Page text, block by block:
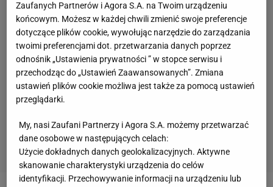
Zaufanych Partnerów i Agora S.A. na Twoim urządzeniu
końcowym. Możesz w każdej chwili zmienić swoje preferencje
dotyczące plików cookie, wywołując narzędzie do zarządzania
twoimi preferencjami dot. przetwarzania danych poprzez
odnośnik „Ustawienia prywatności ” w stopce serwisu i
przechodząc do „Ustawień Zaawansowanych”. Zmiana
ustawień plików cookie możliwa jest także za pomocą ustawień
przeglądarki.
My, nasi Zaufani Partnerzy i Agora S.A. możemy przetwarzać
dane osobowe w następujących celach:
Użycie dokładnych danych geolokalizacyjnych. Aktywne
skanowanie charakterystyki urządzenia do celów
identyfikacji. Przechowywanie informacji na urządzeniu lub